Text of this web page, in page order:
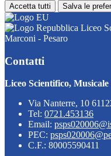
Accetta tutti Salva le
Liceo
Marconi - Pesaro
Contatti
Liceo Scientifico,
Via Nanterre, 10
Tel: 0721.453136
Email:
PEC:
C.F.: 80005590411